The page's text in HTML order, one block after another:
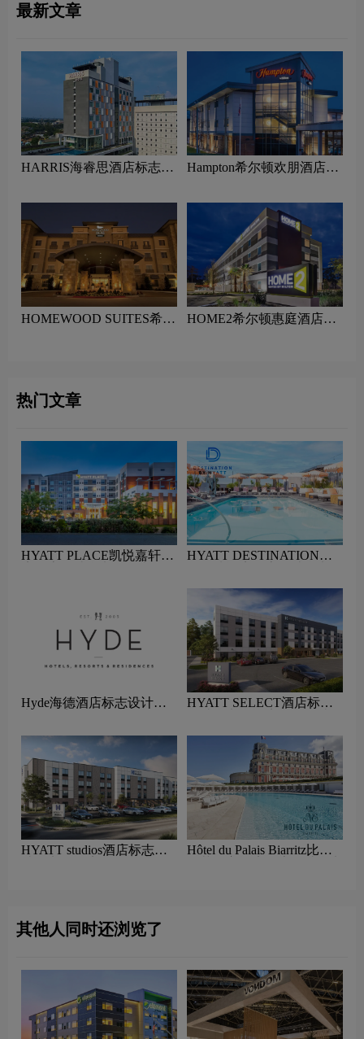
最新文章
HARRIS海睿思酒店标志设
Hampton希尔顿欢朋酒店标
理念
HOMEWOOD SUITES希尔
HOME2希尔顿惠庭酒店标
热门文章
HYATT PLACE凯悦嘉轩酒
HYATT DESTINATION凯
Hyde海德酒店标志设计含
HYATT SELECT酒店标志
HYATT studios酒店标志设
Hôtel du Palais Biarritz比亚
其他人同时还浏览了